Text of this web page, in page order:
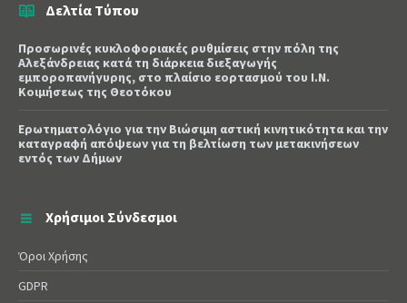
Δελτία Τύπου
Προσωρινές κυκλοφοριακές ρυθμίσεις στην πόλη της
Αλεξάνδρειας κατά τη διάρκεια διεξαγωγής
εμποροπανήγυρης, στο πλαίσιο εορτασμού του Ι.Ν.
Κοιμήσεως της Θεοτόκου
Ερωτηματολόγιο για την Βιώσιμη αστική κινητικότητα και την
καταγραφή απόψεων για τη βελτίωση των μετακινήσεων
εντός των Δήμων
Χρήσιμοι Σύνδεσμοι
Όροι Χρήσης
GDPR